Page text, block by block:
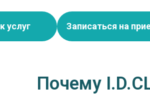
услуг Записаться на
Почему